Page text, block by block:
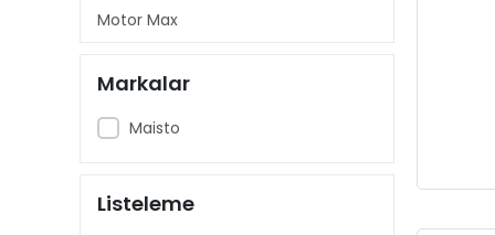
Motor Max
Tarmac Works
Matchbox
Maisto
Markalar
Maisto
Listeleme